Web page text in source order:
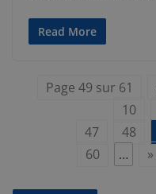
Read More
Page 49 sur 61
10
47
48
60
… »